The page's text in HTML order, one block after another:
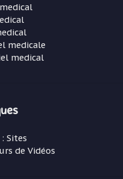
medicale
medical
Sites
de Vidéos